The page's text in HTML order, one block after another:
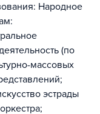
Народное
(по
массовых
эстрады